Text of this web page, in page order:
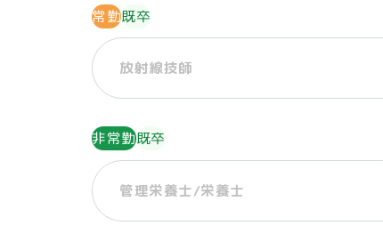
常勤既卒
放射線技師
非常勤既卒
管理栄養士/栄養士